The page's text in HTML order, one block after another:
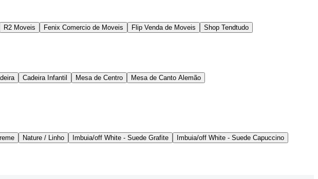
R2 Moveis Fenix Comercio de Moveis Flip Venda de Moveis Shop Tendtudo
Cadeira Infantil Mesa de Centro Mesa de Canto Alemão
Nature / Linho Imbuia/off White - Suede Grafite
Imbuia/off White - Suede Capuccino